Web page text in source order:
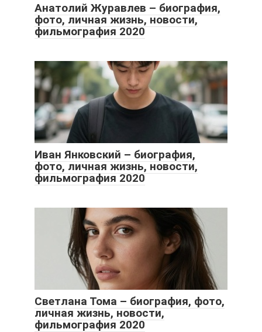
Анатолий Журавлев – биография,
фото, личная жизнь, новости,
фильмография 2020
Иван Янковский – биография,
фото, личная жизнь, новости,
фильмография 2020
Светлана Тома – биография, фото,
личная жизнь, новости,
фильмография 2020